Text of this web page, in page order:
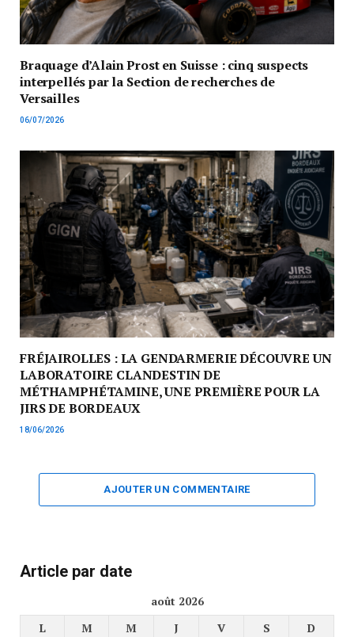
Braquage d’Alain Prost en Suisse : cinq suspects
interpellés par la Section de recherches de
Versailles
06/07/2026
FRÉJAIROLLES : LA GENDARMERIE DÉCOUVRE UN
LABORATOIRE CLANDESTIN DE
MÉTHAMPHÉTAMINE, UNE PREMIÈRE POUR LA
JIRS DE BORDEAUX
18/06/2026
AJOUTER UN COMMENTAIRE
Article par date
août 2026
L
M M J V S
D